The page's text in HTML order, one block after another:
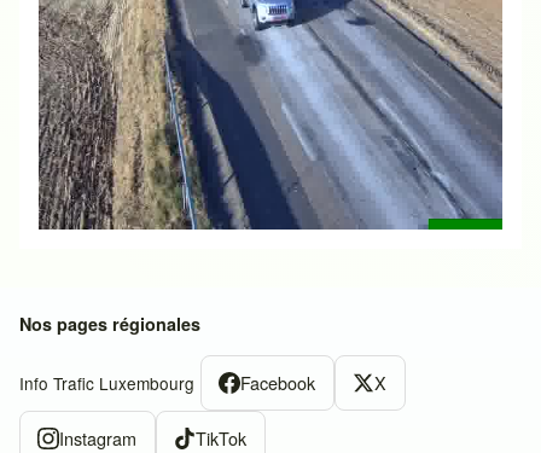
Nos pages régionales
Info Trafic Luxembourg Facebook X
Instagram TikTok